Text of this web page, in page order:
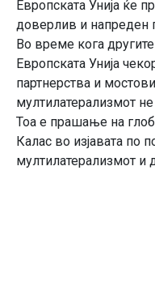
Европската Унија ќе
доверлив и напреден
Во време кога
Европската Унија
партнерства и
мултилатерализмот
Тоа е прашање на
Калас во изјавата по
мултилатерализмот и